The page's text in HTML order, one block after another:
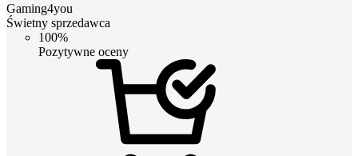
Gaming4you
Świetny sprzedawca
100%
Pozytywne oceny